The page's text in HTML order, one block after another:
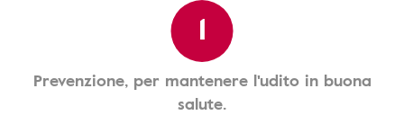
1
Prevenzione, per mantenere l'udito in buona
salute.